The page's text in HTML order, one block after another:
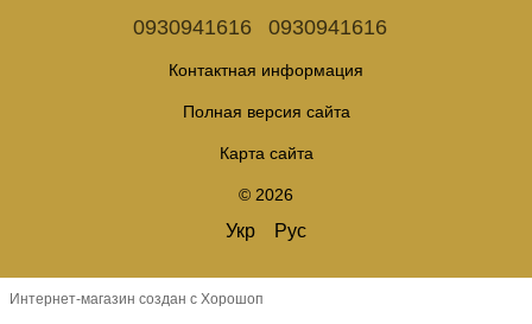
0930941616 0930941616
Контактная информация
Полная версия сайта
Карта сайта
© 2026
Укр Рус
Интернет-магазин создан с Хорошоп